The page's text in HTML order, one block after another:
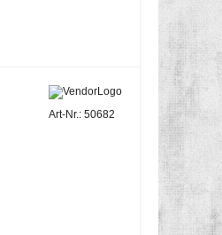
Art-Nr.: 50682